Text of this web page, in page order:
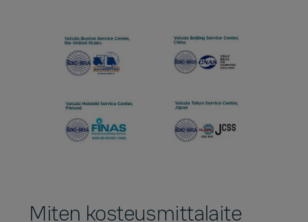
Miten kosteusmittalaite